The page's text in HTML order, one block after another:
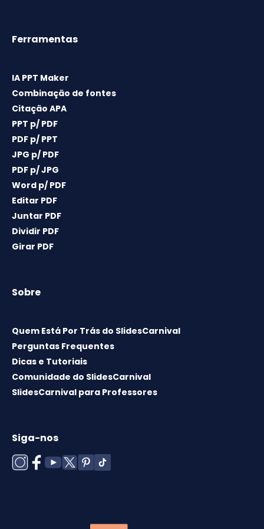
Ferramentas
IA PPT Maker
Combinação de fontes
Citação APA
PPT p/ PDF
PDF p/ PPT
JPG p/ PDF
PDF p/ JPG
Word p/ PDF
Editar PDF
Juntar PDF
Dividir PDF
Girar PDF
Sobre
Quem Está Por Trás do SlidesCarnival
Perguntas Frequentes
Dicas e Tutoriais
Comunidade do SlidesCarnival
SlidesCarnival para Professores
Siga-nos